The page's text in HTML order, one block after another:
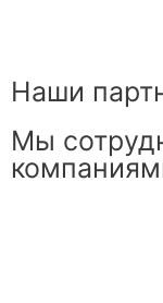
Наши
Мы